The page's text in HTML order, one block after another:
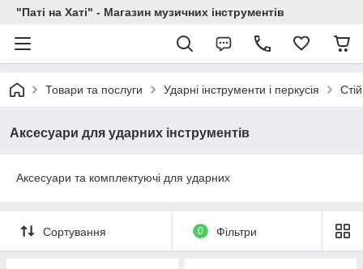
"Паті на Хаті" - Магазин музичних інструментів
Товари та послуги Ударні інструменти і перкусія
Аксесуари для ударних інструментів
Аксесуари та комплектуючі для ударних
Сортування 0 Фільтри